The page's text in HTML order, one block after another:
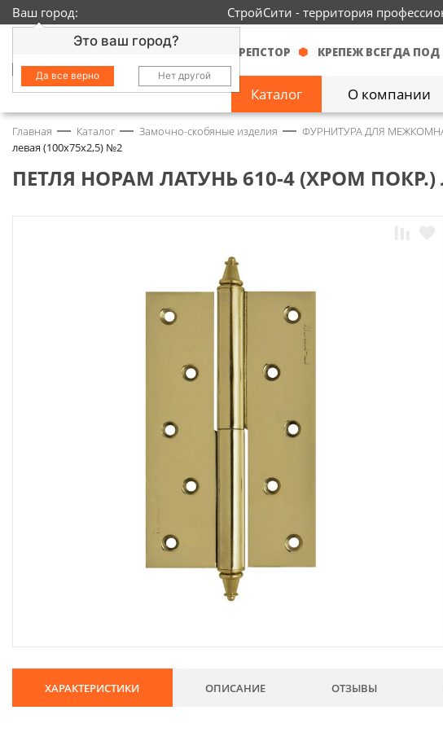
Ваш город:
Это ваш город?
Да все верно Нет другой
СтройСити - территория
КРЕПСТОР КРЕПЕЖ ВСЕГДА
Каталог О компании
Замочно-скобяные
изделия
1429
Инструмент 2363
Круги и абразивы 152
Электроды и проволока
Главная Каталог Замочно-скобяные изделия ФУРНИТУРА ДЛЯ
левая (100х75х2,5) №2
ПЕТЛЯ НОРАМ ЛАТУНЬ 610-4 (ХРОМ ПОКР.)
ХАРАКТЕРИСТИКИ ОПИСАНИЕ ОТЗЫВЫ